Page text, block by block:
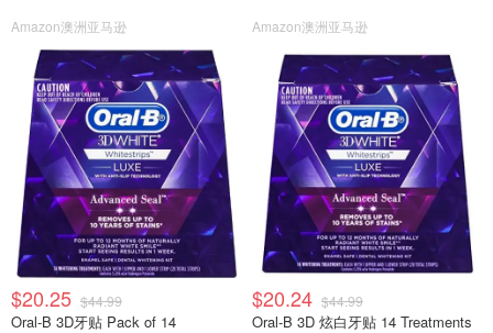
Amazon澳洲亚马逊 Amazon澳洲亚马逊
$20.25 $44.99
Oral-B 3D牙贴 Pack of 14
$20.24 $44.99
Oral-B 3D 炫白牙贴 14 Treatments